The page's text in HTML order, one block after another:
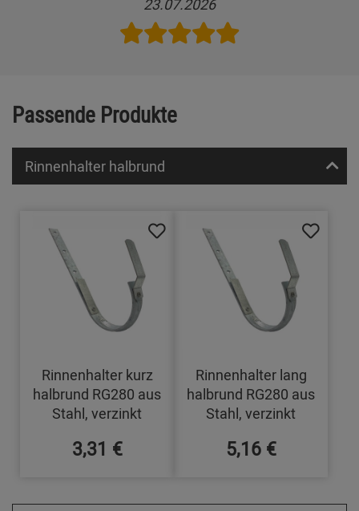
23.07.2026
Passende Produkte
Rinnenhalter halbrund
Rinnenhalter kurz
halbrund RG280 aus
Stahl, verzinkt
3,31 €
Rinnenhalter lang
halbrund RG280 aus
Stahl, verzinkt
5,16 €